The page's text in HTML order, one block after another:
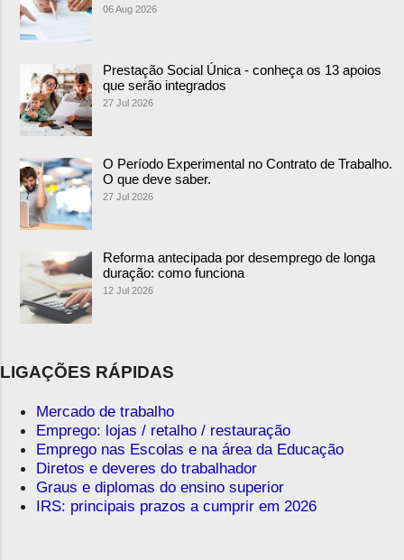
06 Aug 2026
Prestação Social Única - conheça os 13 apoios
que serão integrados
27 Jul 2026
O Período Experimental no Contrato de Trabalho.
O que deve saber.
27 Jul 2026
Reforma antecipada por desemprego de longa
duração: como funciona
12 Jul 2026
LIGAÇÕES RÁPIDAS
Mercado de trabalho
Emprego: lojas / retalho / restauração
Emprego nas Escolas e na área da Educação
Diretos e deveres do trabalhador
Graus e diplomas do ensino superior
IRS: principais prazos a cumprir em 2026